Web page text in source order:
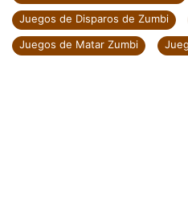
Juegos de Disparos de Zumbi
Juegos de Matar Zumbi